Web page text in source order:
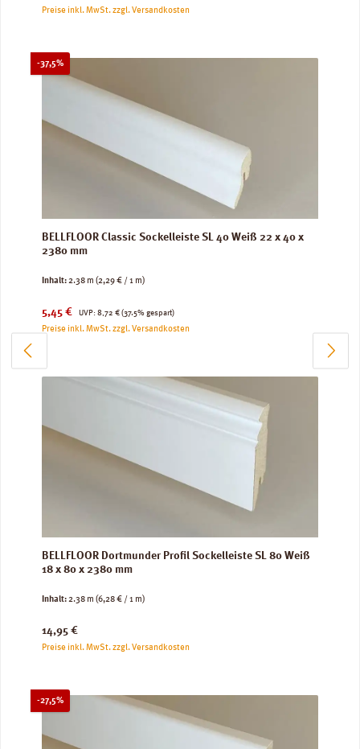
Preise inkl. MwSt. zzgl. Versandkosten
-37,5%Rabatt
BELLFLOOR Classic Sockelleiste SL 40 Weiß 22 x 40 x
2380 mm
Inhalt:2.38 m (2,29 € / 1 m)
Verkaufspreis:
5,45 € UVP:
Regulärer Preis:
8,72 € (37.5% gespart)
Preise inkl. MwSt. zzgl. Versandkosten
BELLFLOOR Dortmunder Profil Sockelleiste SL 80 Weiß
18 x 80 x 2380 mm
Inhalt:2.38 m (6,28 € / 1 m)
Regulärer Preis:
14,95 €
Preise inkl. MwSt. zzgl. Versandkosten
-27,5%Rabatt